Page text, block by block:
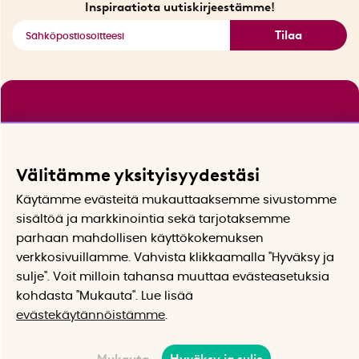
Inspiraatiota uutiskirjeestämme!
Tilaa
Välitämme yksityisyydestäsi
Käytämme evästeitä mukauttaaksemme sivustomme
sisältöä ja markkinointia sekä tarjotaksemme
parhaan mahdollisen käyttökokemuksen
verkkosivuillamme. Vahvista klikkaamalla "Hyväksy ja
sulje". Voit milloin tahansa muuttaa evästeasetuksia
kohdasta "Mukauta". Lue lisää
evästekäytännöistämme